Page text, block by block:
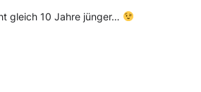
gleich 10 Jahre jünger…